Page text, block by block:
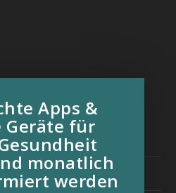
e.V.
Apps &
Geräte für
monatlich
werden